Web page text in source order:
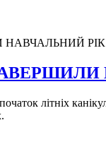
літніх